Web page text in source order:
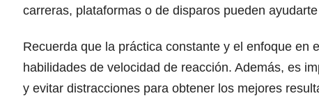
carreras, plataformas o de disparos pueden
Recuerda que la práctica constante y el enfoque en
habilidades de velocidad de reacción. Además, es
y evitar distracciones para obtener los mejores